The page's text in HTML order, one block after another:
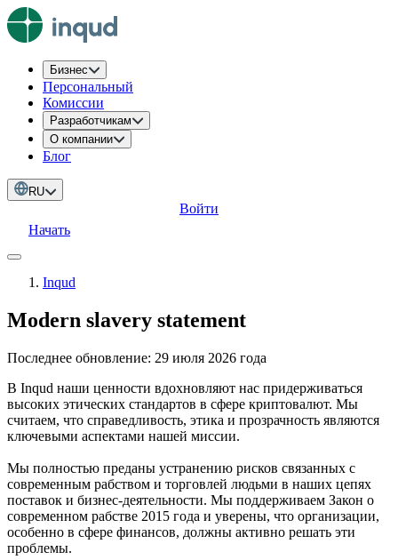
Бизнес
Персональный
Комиссии
Разработчикам
О компании
Блог
RU
Войти
Начать
Inqud
Modern slavery statement
Последнее обновление: 29 июля 2026 года
В Inqud наши ценности вдохновляют нас придерживаться
высоких этических стандартов в сфере криптовалют. Мы
считаем, что справедливость, этика и прозрачность являются
ключевыми аспектами нашей миссии.
Мы полностью преданы устранению рисков связанных с
современным рабством и торговлей людьми в наших цепях
поставок и бизнес-деятельности. Мы поддерживаем Закон о
современном рабстве 2015 года и уверены, что организации,
особенно в сфере финансов, должны активно решать эти
проблемы.